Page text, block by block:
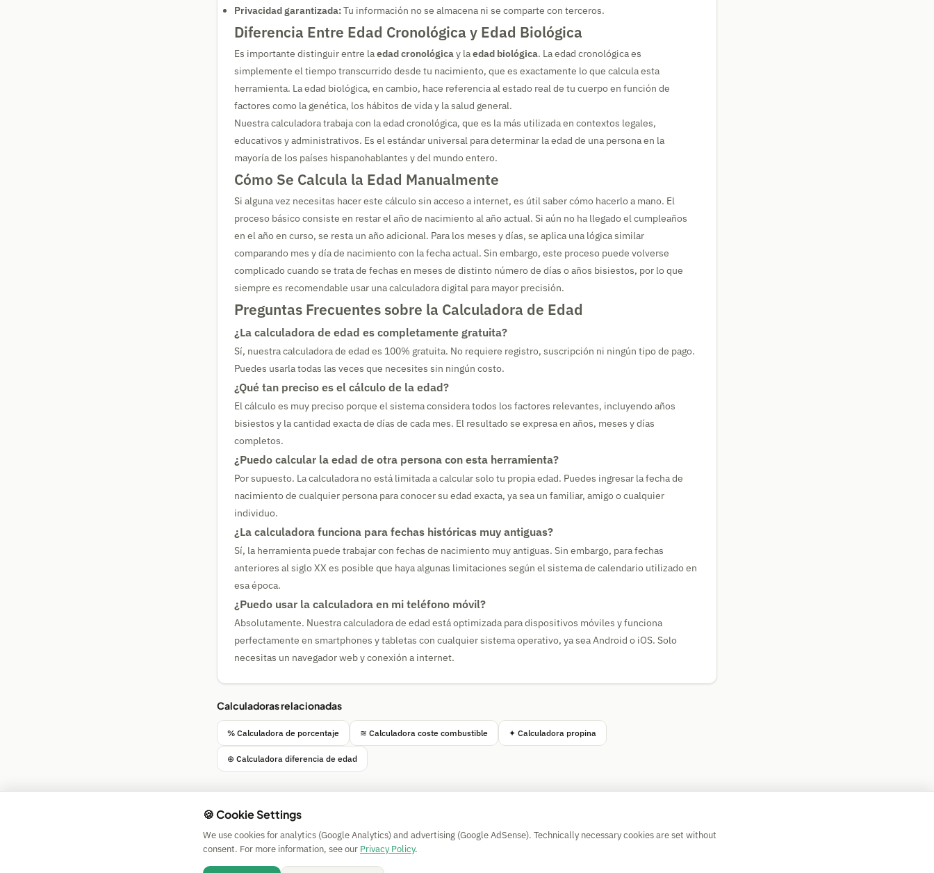
Privacidad garantizada:Tu información no se almacena ni se comparte con terceros.
Diferencia Entre Edad Cronológica y Edad Biológica
Es importante distinguir entre laedad cronológicay laedad biológica. La edad cronológica es
simplemente el tiempo transcurrido desde tu nacimiento, que es exactamente lo que calcula esta
herramienta. La edad biológica, en cambio, hace referencia al estado real de tu cuerpo en función de
factores como la genética, los hábitos de vida y la salud general.
Nuestra calculadora trabaja con la edad cronológica, que es la más utilizada en contextos legales,
educativos y administrativos. Es el estándar universal para determinar la edad de una persona en la
mayoría de los países hispanohablantes y del mundo entero.
Cómo Se Calcula la Edad Manualmente
Si alguna vez necesitas hacer este cálculo sin acceso a internet, es útil saber cómo hacerlo a mano. El
proceso básico consiste en restar el año de nacimiento al año actual. Si aún no ha llegado el cumpleaños
en el año en curso, se resta un año adicional. Para los meses y días, se aplica una lógica similar
comparando mes y día de nacimiento con la fecha actual. Sin embargo, este proceso puede volverse
complicado cuando se trata de fechas en meses de distinto número de días o años bisiestos, por lo que
siempre es recomendable usar una calculadora digital para mayor precisión.
Preguntas Frecuentes sobre la Calculadora de Edad
¿La calculadora de edad es completamente gratuita?
Sí, nuestra calculadora de edad es 100% gratuita. No requiere registro, suscripción ni ningún tipo de pago.
Puedes usarla todas las veces que necesites sin ningún costo.
¿Qué tan preciso es el cálculo de la edad?
El cálculo es muy preciso porque el sistema considera todos los factores relevantes, incluyendo años
bisiestos y la cantidad exacta de días de cada mes. El resultado se expresa en años, meses y días
completos.
¿Puedo calcular la edad de otra persona con esta herramienta?
Por supuesto. La calculadora no está limitada a calcular solo tu propia edad. Puedes ingresar la fecha de
nacimiento de cualquier persona para conocer su edad exacta, ya sea un familiar, amigo o cualquier
individuo.
¿La calculadora funciona para fechas históricas muy antiguas?
Sí, la herramienta puede trabajar con fechas de nacimiento muy antiguas. Sin embargo, para fechas
anteriores al siglo XX es posible que haya algunas limitaciones según el sistema de calendario utilizado en
esa época.
¿Puedo usar la calculadora en mi teléfono móvil?
Absolutamente. Nuestra calculadora de edad está optimizada para dispositivos móviles y funciona
perfectamente en smartphones y tabletas con cualquier sistema operativo, ya sea Android o iOS. Solo
necesitas un navegador web y conexión a internet.
Calculadoras relacionadas
% Calculadora de porcentaje ≋ Calculadora coste combustible ✦ Calculadora propina
⊕ Calculadora diferencia de edad
Impressum
| Privacy | Terms |
🍪 Cookies
🍪 Cookie Settings
We use cookies for analytics (Google Analytics) and advertising (Google AdSense). Technically necessary cookies are set without
consent. For more information, see our Privacy Policy.